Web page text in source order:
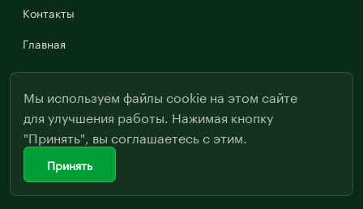
Контакты
Главная
Мы используем файлы cookie на этом сайте
для улучшения работы. Нажимая кнопку
"Принять", вы соглашаетесь с этим.
Принять